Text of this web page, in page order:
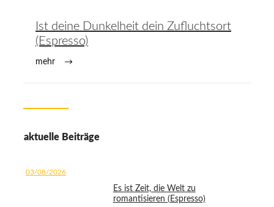
Ist deine Dunkelheit dein Zufluchtsort
(Espresso)
mehr
aktuelle Beiträge
03/08/2026
Es ist Zeit, die Welt zu
romantisieren (Espresso)